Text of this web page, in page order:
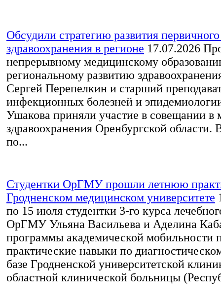
Обсудили стратегию развития первичного
здравоохранения в регионе 17.07.2026
непрерывному медицинскому
региональному развитию
Сергей Перепелкин и старший
инфекционных болезней и
Ушакова приняли участие в совещании в
здравоохранения Оренбургской области.
по...
Студентки ОрГМУ прошли летнюю
Гродненском медицинском университете
по 15 июля студентки 3-го курса
ОрГМУ Ульяна Васильева и Аделина
программы академической мобильности
практические навыки по
базе Гродненской университетской
областной клинической больницы